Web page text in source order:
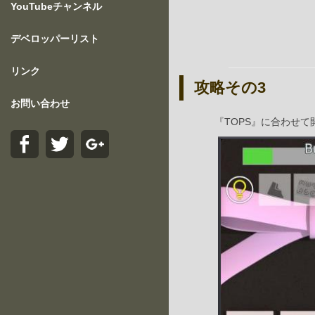
YouTubeチャンネル
デベロッパーリスト
リンク
お問い合わせ
攻略その3
『TOPS』に合わせて